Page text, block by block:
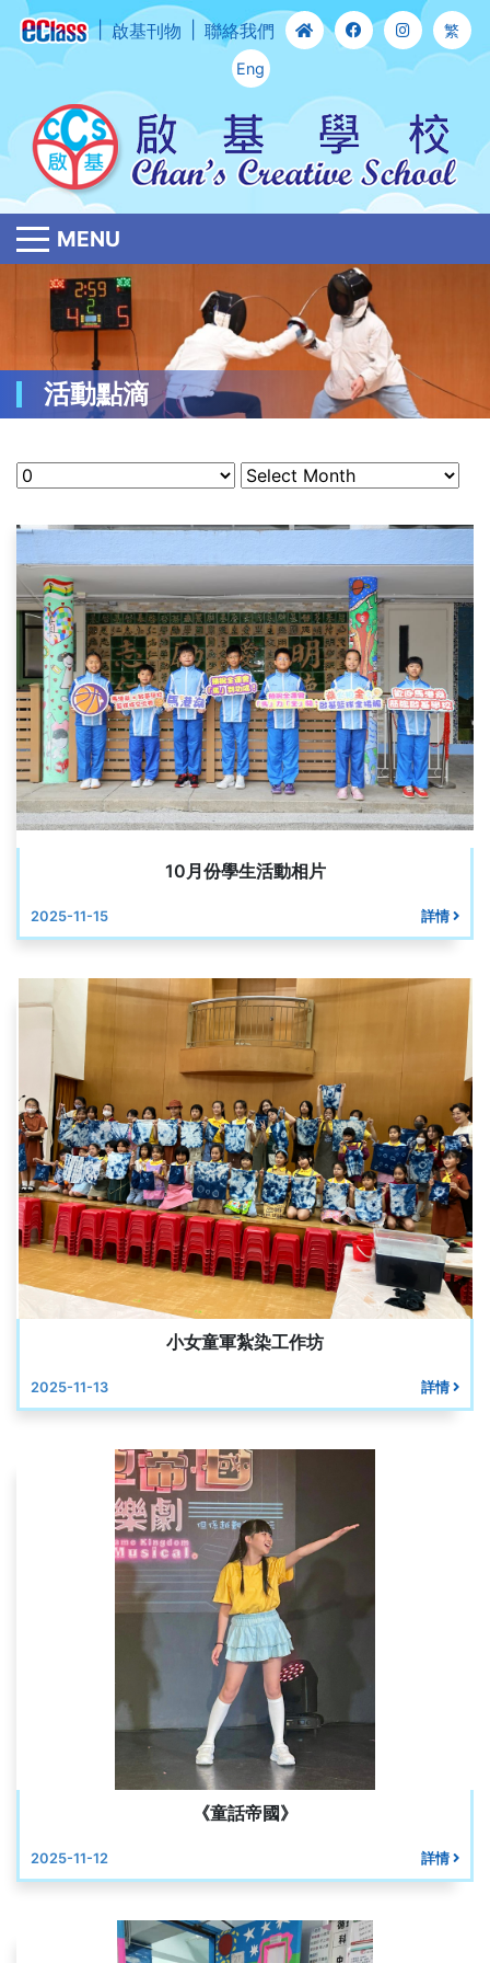
啟基刊物 聯絡我們 繁
Eng
MENU
活動點滴
10月份學生活動相片
2025-11-15 詳情
小女童軍紮染工作坊
2025-11-13 詳情
《童話帝國》
2025-11-12 詳情